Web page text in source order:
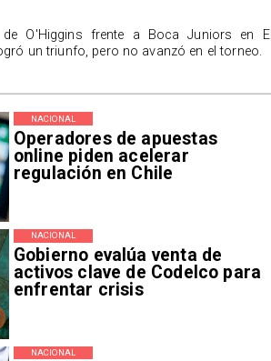
Operadores de apuestas
online piden acelerar
regulación en Chile
NACIONAL
Gobierno evalúa venta de
activos clave de Codelco para
enfrentar crisis
NACIONAL
NACIONAL
O'Higgins frente a Boca Juniors en El
un triunfo, pero no avanzó en el torneo.